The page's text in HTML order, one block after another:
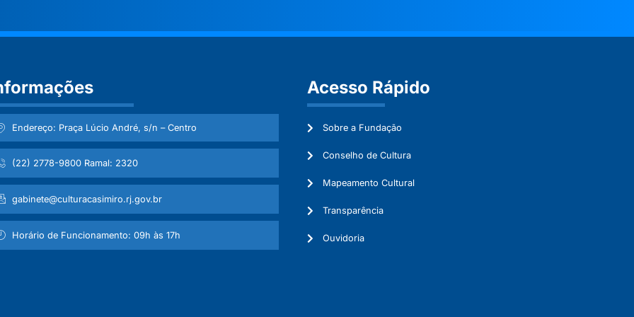
Endereço: Praça Lúcio André, s/n – Centro
(22) 2778-9800 Ramal: 2320
gabinete@culturacasimiro.rj.gov.br
Horário de Funcionamento: 09h às 17h
Acesso Rápido
Sobre a Fundação
Conselho de Cultura
Mapeamento Cultural
Transparência
Ouvidoria